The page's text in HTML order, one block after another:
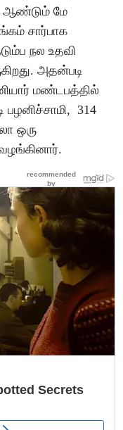
ஆண்டும் மே
சார்பாக
நல உதவி
அதன்படி
மண்டபத்தில்
பழனிச்சாமி, 314
ஒரு